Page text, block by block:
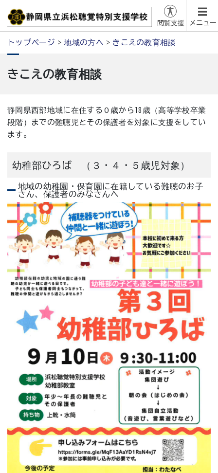
閲覧支援 メニュー
トップページ 地域の方へ きこえの教育相談
きこえの教育相談
静岡県西部地域に在住する０歳から18歳（高等学校卒業
段階）までの難聴児とその保護者を対象に支援をしてい
ます。
幼稚部ひろば （３・４・５歳児対象）
地域の幼稚園・保育園に在籍している難聴のお子
さん、保護者のみなさんへ